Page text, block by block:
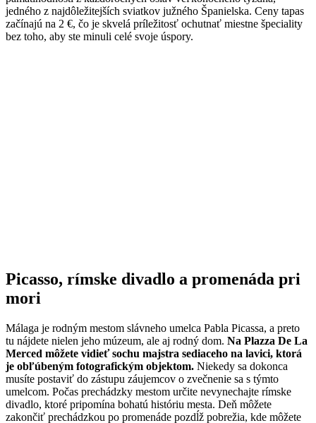
jedného z najdôležitejších sviatkov južného Španielska. Ceny tapas
začínajú na 2 €, čo je skvelá príležitosť ochutnať miestne špeciality
bez toho, aby ste minuli celé svoje úspory.
Picasso, rímske divadlo a promenáda pri
mori
Málaga je rodným mestom slávneho umelca Pabla Picassa, a preto
tu nájdete nielen jeho múzeum, ale aj rodný dom. Na Plazza De La
Merced môžete vidieť sochu majstra sediaceho na lavici, ktorá
je obľúbeným fotografickým objektom. Niekedy sa dokonca
musíte postaviť do zástupu záujemcov o zvečnenie sa s týmto
umelcom. Počas prechádzky mestom určite nevynechajte rímske
divadlo, ktoré pripomína bohatú históriu mesta. Deň môžete
zakončiť prechádzkou po promenáde pozdĺž pobrežia, kde môžete